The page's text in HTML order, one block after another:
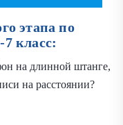
этапа по
класс:
на длинной штанге,
на расстоянии?